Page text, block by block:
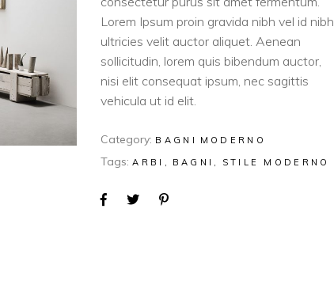
Lorem Ipsum proin gravida nibh vel id nibh
ultricies velit auctor aliquet. Aenean
sollicitudin, lorem quis bibendum auctor,
nisi elit consequat ipsum, nec sagittis
vehicula ut id elit.
Category: BAGNI MODERNO
Tags: ARBI BAGNI STILE MODERNO